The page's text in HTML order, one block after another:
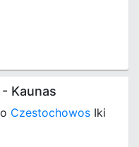
Kaunas
Czestochowos Iki